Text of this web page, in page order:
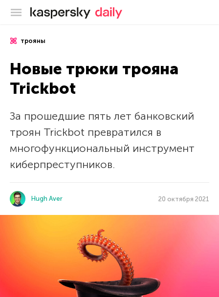
Блог Касперского
трояны
Новые трюки трояна
Trickbot
За прошедшие пять лет банковский
троян Trickbot превратился в
многофункциональный инструмент
киберпреступников.
Hugh Aver 20 октября 2021